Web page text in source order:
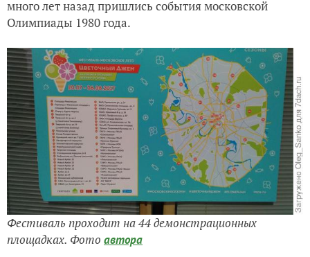
много лет назад пришлись события московской
Олимпиады 1980 года.
Фестиваль проходит на 44 демонстрационных
площадках. Фото автора